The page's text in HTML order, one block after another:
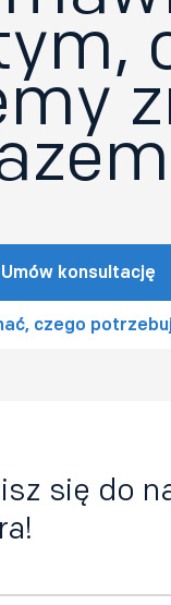
Umów konsultację
czego
się do